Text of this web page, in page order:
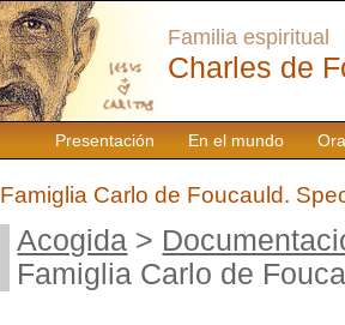
Presentación En el mundo
Familia espiritual
Charles de
Famiglia Carlo de Foucauld.
Acogida >
Famiglia Carlo de